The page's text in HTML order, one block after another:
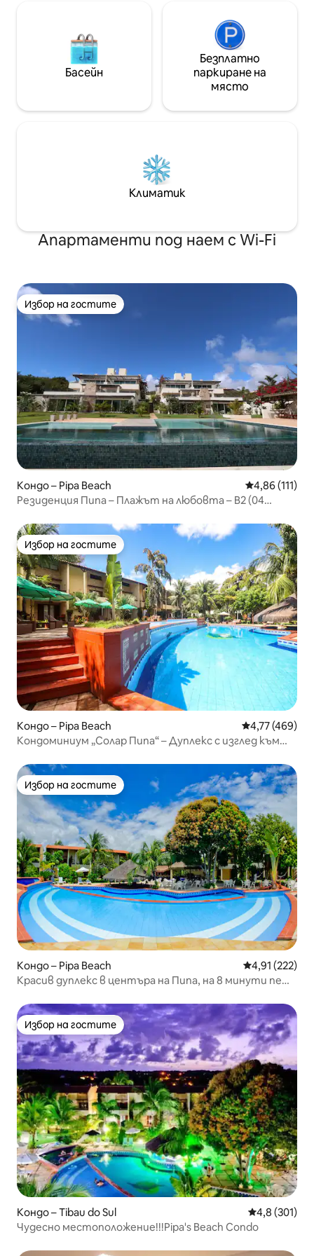
Басейн
Безплатно
паркиране на
място
Климатик
Апартаменти под наем с Wi-Fi
Избор на гостите
Избор на гостите
Кондо – Pipa Beach Средна
4,86 (111)
Резиденция Пипа – Плажът на любовта – B2 (04
Избор на гостите
Избор на гостите
Кондо – Pipa Beach Средна
4,77 (469)
Кондоминиум „Солар Пипа“ – Дуплекс с изглед към
Избор на гостите
Избор на гостите
Кондо – Pipa Beach Средна
4,91 (222)
Красив дуплекс в центъра на Пипа, на 8 минути пеша
Избор на гостите
Избор на гостите
Кондо – Tibau do Sul Средна
4,8 (301)
Чудесно местоположение!!!Pipa's Beach Condo